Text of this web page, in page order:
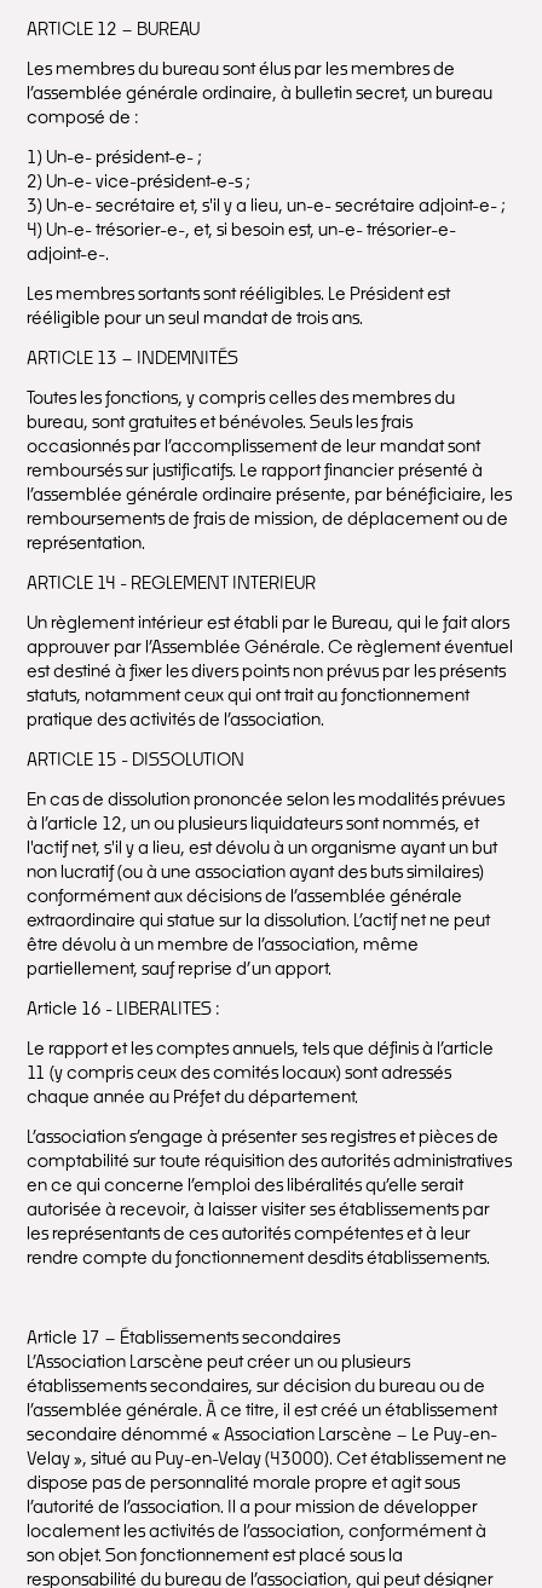
ARTICLE 12 – BUREAU
Les membres du bureau sont élus par les membres de
l’assemblée générale ordinaire, à bulletin secret, un bureau
composé de :
1) Un-e- président-e- ;
2) Un-e- vice-président-e-s ;
3) Un-e- secrétaire et, s'il y a lieu, un-e- secrétaire adjoint-e- ;
4) Un-e- trésorier-e-, et, si besoin est, un-e- trésorier-e-
adjoint-e-.
Les membres sortants sont rééligibles. Le Président est
rééligible pour un seul mandat de trois ans.
ARTICLE 13 – INDEMNITÉS
Toutes les fonctions, y compris celles des membres du
bureau, sont gratuites et bénévoles. Seuls les frais
occasionnés par l’accomplissement de leur mandat sont
remboursés sur justificatifs. Le rapport financier présenté à
l’assemblée générale ordinaire présente, par bénéficiaire, les
remboursements de frais de mission, de déplacement ou de
représentation.
ARTICLE 14 - REGLEMENT INTERIEUR
Un règlement intérieur est établi par le Bureau, qui le fait alors
approuver par l’Assemblée Générale. Ce règlement éventuel
est destiné à fixer les divers points non prévus par les présents
statuts, notamment ceux qui ont trait au fonctionnement
pratique des activités de l’association.
ARTICLE 15 - DISSOLUTION
En cas de dissolution prononcée selon les modalités prévues
à l’article 12, un ou plusieurs liquidateurs sont nommés, et
l'actif net, s'il y a lieu, est dévolu à un organisme ayant un but
non lucratif (ou à une association ayant des buts similaires)
conformément aux décisions de l’assemblée générale
extraordinaire qui statue sur la dissolution. L’actif net ne peut
être dévolu à un membre de l’association, même
partiellement, sauf reprise d’un apport.
Article 16 - LIBERALITES :
Le rapport et les comptes annuels, tels que définis à l’article
11 (y compris ceux des comités locaux) sont adressés
chaque année au Préfet du département.
L’association s’engage à présenter ses registres et pièces de
comptabilité sur toute réquisition des autorités administratives
en ce qui concerne l’emploi des libéralités qu’elle serait
autorisée à recevoir, à laisser visiter ses établissements par
les représentants de ces autorités compétentes et à leur
rendre compte du fonctionnement desdits établissements.
Article 17 – Établissements secondaires
L’Association Larscène peut créer un ou plusieurs
établissements secondaires, sur décision du bureau ou de
l’assemblée générale. À ce titre, il est créé un établissement
secondaire dénommé « Association Larscène – Le Puy-en-
Velay », situé au Puy-en-Velay (43000). Cet établissement ne
dispose pas de personnalité morale propre et agit sous
l’autorité de l’association. Il a pour mission de développer
localement les activités de l’association, conformément à
son objet. Son fonctionnement est placé sous la
responsabilité du bureau de l’association, qui peut désigner